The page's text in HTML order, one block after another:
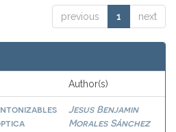
previous 1 next
Author(s)
Jesus Benjamin
Morales Sánchez